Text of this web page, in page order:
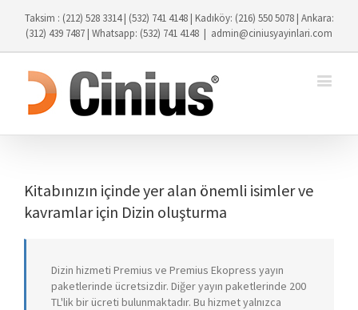
Taksim : (212) 528 3314 | (532) 741 4148 | Kadıköy: (216) 550 5078 | Ankara:
(312) 439 7487 | Whatsapp: (532) 741 4148 | admin@ciniusyayinlari.com
Kitabınızın içinde yer alan önemli isimler ve
kavramlar için Dizin oluşturma
Dizin hizmeti Premius ve Premius Ekopress yayın
paketlerinde ücretsizdir. Diğer yayın paketlerinde 200
TL'lik bir ücreti bulunmaktadır. Bu hizmet yalnızca